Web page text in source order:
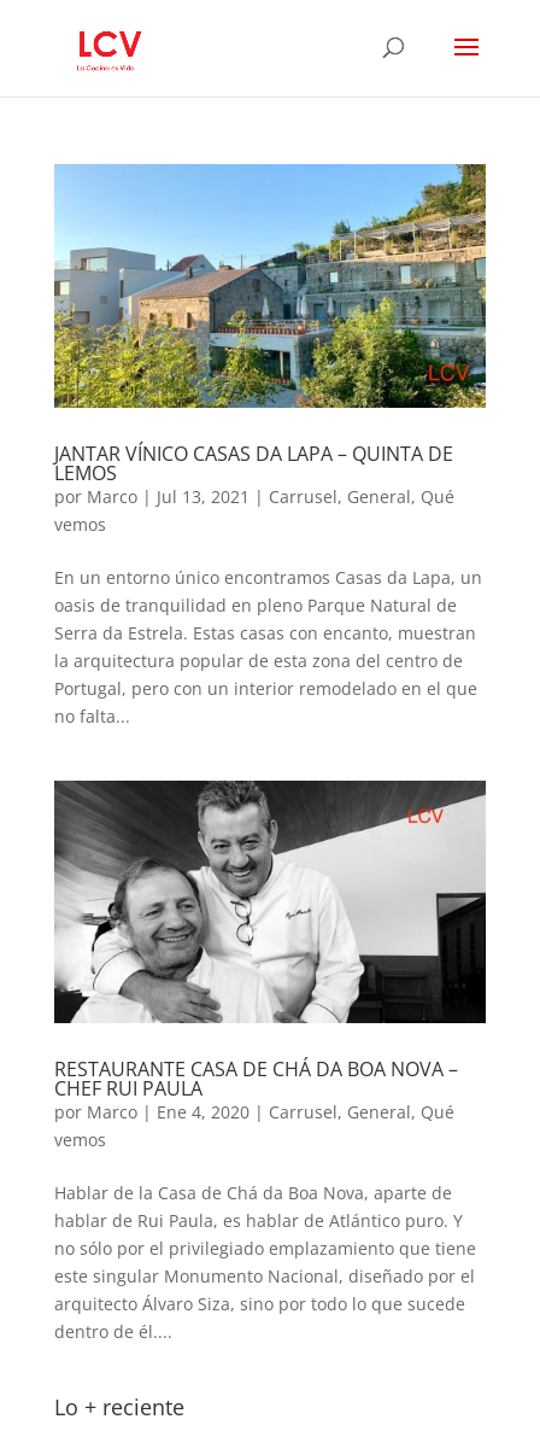
JANTAR VÍNICO CASAS DA LAPA – QUINTA DE
LEMOS
por Marco| Jul 13, 2021 | Carrusel, General, Qué
vemos
En un entorno único encontramos Casas da Lapa, un
oasis de tranquilidad en pleno Parque Natural de
Serra da Estrela. Estas casas con encanto, muestran
la arquitectura popular de esta zona del centro de
Portugal, pero con un interior remodelado en el que
no falta...
RESTAURANTE CASA DE CHÁ DA BOA NOVA –
CHEF RUI PAULA
por Marco| Ene 4, 2020| Carrusel, General, Qué
vemos
Hablar de la Casa de Chá da Boa Nova, aparte de
hablar de Rui Paula, es hablar de Atlántico puro. Y
no sólo por el privilegiado emplazamiento que tiene
este singular Monumento Nacional, diseñado por el
arquitecto Álvaro Siza, sino por todo lo que sucede
dentro de él....
Lo + reciente